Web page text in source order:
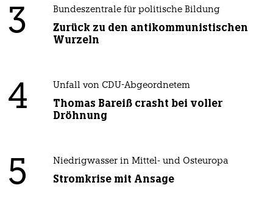
3 Bundeszentrale für politische Bildung
Zurück zu den antikommunistischen
Wurzeln
4 Unfall von CDU-Abgeordnetem
Thomas Bareiß crasht bei voller
Dröhnung
5 Niedrigwasser in Mittel- und Osteuropa
Stromkrise mit Ansage